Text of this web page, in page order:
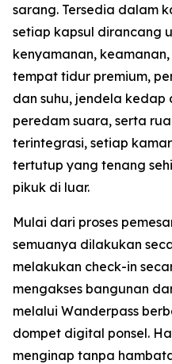
sarang. Tersedia dalam
setiap kapsul dirancang
kenyamanan,
tempat tidur premium,
dan suhu, jendela
peredam suara, serta
terintegrasi, setiap
tertutup yang tenang
pikuk di luar.
Mulai dari proses
semuanya dilakukan
melakukan check-in
mengakses bangunan
melalui Wanderpass
dompet digital ponsel.
menginap tanpa